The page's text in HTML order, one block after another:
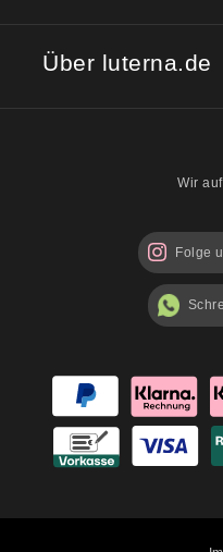
Rücksendung
Rabattcodes
Über luterna.de
Wir
Folge